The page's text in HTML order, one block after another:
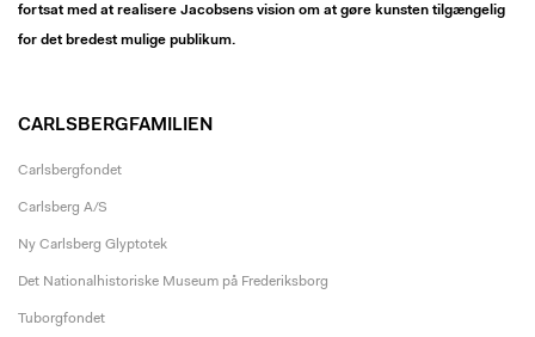
fortsat med at realisere Jacobsens vision om at gøre kunsten tilgængelig
for det bredest mulige publikum.
CARLSBERGFAMILIEN
Carlsbergfondet
Carlsberg A/S
Ny Carlsberg Glyptotek
Det Nationalhistoriske Museum på Frederiksborg
Tuborgfondet